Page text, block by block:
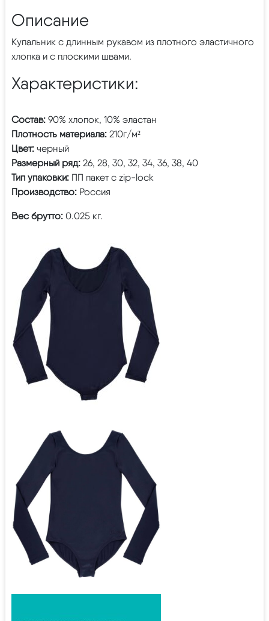
Описание
Купальник с длинным рукавом из плотного эластичного
хлопка и с плоскими швами.
Характеристики:
Состав: 90% хлопок, 10% эластан
Плотность материала: 210г/м²
Цвет: черный
Размерный ряд: 26, 28, 30, 32, 34, 36, 38, 40
Тип упаковки: ПП пакет с zip-lock
Производство: Россия
Вес брутто: 0.025 кг.